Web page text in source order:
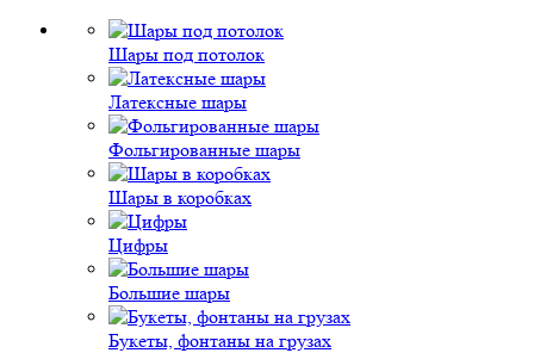
Шары под потолок
Латексные шары
Фольгированные шары
Шары в коробках
Цифры
Большие шары
Букеты, фонтаны на грузах